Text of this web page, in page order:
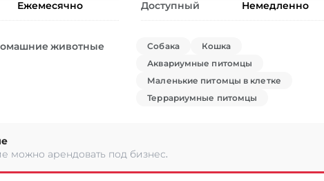
Ежемесячно Доступный Немедленно
животные Собака
Кошка
Аквариумные питомцы
Маленькие питомцы в клетке
Террариумные питомцы
можно арендовать под бизнес.